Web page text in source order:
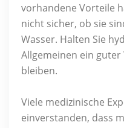
vorhandene Vorteile
nicht sicher, ob sie
Wasser. Halten Sie
Allgemeinen ein guter
bleiben.
Viele medizinische
einverstanden, dass